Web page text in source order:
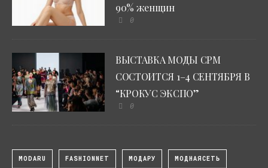
90% женщин
0
ВЫСТАВКА МОДЫ CPM
СОСТОИТСЯ 1–4 СЕНТЯБРЯ В
“КРОКУС ЭКСПО”
0
MODARU FASHIONNET МОДАРУ МОДНАЯСЕТЬ